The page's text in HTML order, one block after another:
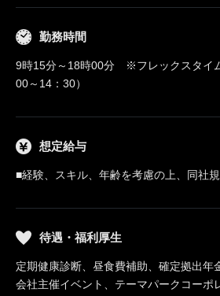
勤務時間
9時15分～18時00分 ※フレックスタイ
00～14：30）
想定給与
■経験、スキル、年齢を考慮の上、同社
待遇・福利厚生
定期健康診断、昼食費補助、確定拠出年
会社主催イベント、テーマパークコーポ